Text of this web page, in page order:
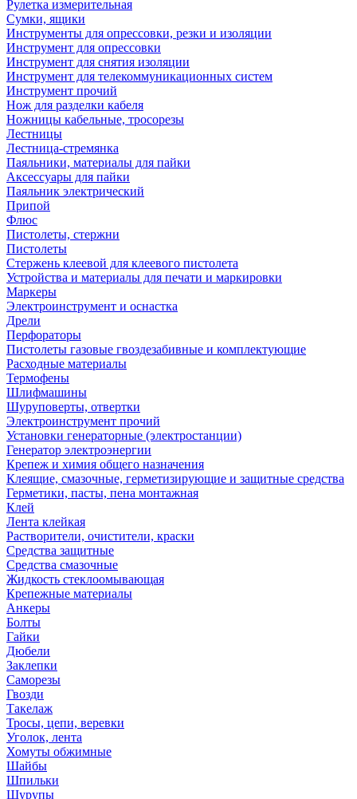
Рулетка измерительная
Сумки, ящики
Инструменты для опрессовки, резки и изоляции
Инструмент для опрессовки
Инструмент для снятия изоляции
Инструмент для телекоммуникационных систем
Инструмент прочий
Нож для разделки кабеля
Ножницы кабельные, тросорезы
Лестницы
Лестница-стремянка
Паяльники, материалы для пайки
Аксессуары для пайки
Паяльник электрический
Припой
Флюс
Пистолеты, стержни
Пистолеты
Стержень клеевой для клеевого пистолета
Устройства и материалы для печати и маркировки
Маркеры
Электроинструмент и оснастка
Дрели
Перфораторы
Пистолеты газовые гвоздезабивные и комплектующие
Расходные материалы
Термофены
Шлифмашины
Шуруповерты, отвертки
Электроинструмент прочий
Установки генераторные (электростанции)
Генератор электроэнергии
Крепеж и химия общего назначения
Клеящие, смазочные, герметизирующие и защитные средства
Герметики, пасты, пена монтажная
Клей
Лента клейкая
Растворители, очистители, краски
Средства защитные
Средства смазочные
Жидкость стеклоомывающая
Крепежные материалы
Анкеры
Болты
Гайки
Дюбели
Заклепки
Саморезы
Гвозди
Такелаж
Тросы, цепи, веревки
Уголок, лента
Хомуты обжимные
Шайбы
Шпильки
Шурупы